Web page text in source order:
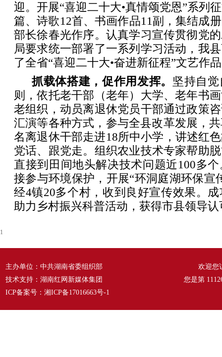
迎。开展“喜迎二十大•真情颂党恩”系列
篇、诗歌12首、书画作品11副，集结成
部长徐春光作序。认真学习宣传贯彻党
局要求统一部署了一系列学习活动，我
了全省“喜迎二十大•奋进新征程”文艺作
抓载体搭建，促作用发挥。 坚持自
则，依托老干部（老年）大学、老年书
老组织，动员离退休党员干部通过政策
汇演等各种方式，参与全县改革发展，
名离退休干部走进18所中小学，讲述红
党话、跟党走。组织农业技术专家帮助
直接到田间地头解决技术问题近100多
接参与环境保护，开展“环洞庭湖环保宣
经4镇20多个村，收到良好宣传效果。
助力乡村振兴科普活动，获得市县领导认
1
主办单位：中共湖南省委组织部
技术支持：湖南红网新媒体集团
ICP备案号： 湘ICP备17016663号-1
欢迎您
您是第